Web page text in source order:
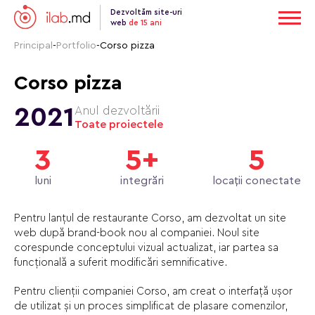
Dezvoltăm site-uri
web de 15 ani
Principal - Portfolio-Corso pizza
Corso pizza
2021 Anul dezvoltării
Toate proiectele
3
luni
5+
integrări
5
locații conectate
Pentru lanțul de restaurante Corso, am dezvoltat un site
web după brand-book nou al companiei. Noul site
corespunde conceptului vizual actualizat, iar partea sa
funcțională a suferit modificări semnificative.
Pentru clienții companiei Corso, am creat o interfață ușor
de utilizat și un proces simplificat de plasare comenzilor,